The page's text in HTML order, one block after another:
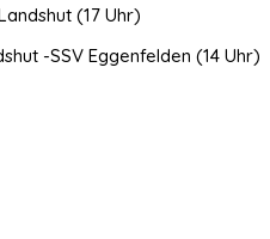
(17 Uhr)
-SSV Eggenfelden (14 Uhr)